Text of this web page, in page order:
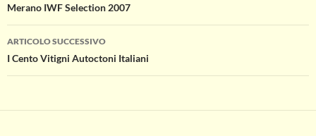
articolo
Merano IWF Selection 2007
ARTICOLO SUCCESSIVO
I Cento Vitigni Autoctoni Italiani